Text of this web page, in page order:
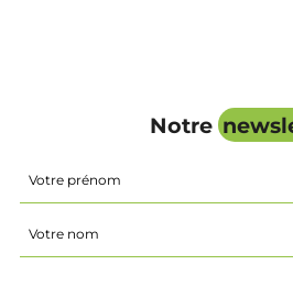
Notre
(Nécessaire)